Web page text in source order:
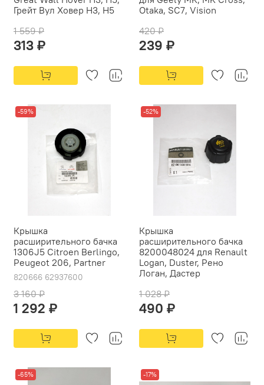
Грейт Вул Ховер Н3, Н5
1 559 ₽
313 ₽
Otaka, SC7, Vision
420 ₽
239 ₽
-59%
Крышка
расширительного бачка
1306J5 Citroen Berlingo,
Peugeot 206, Partner
820666 62937600
3 160 ₽
1 292 ₽
-52%
Крышка
расширительного бачка
8200048024 для Renault
Logan, Duster, Рено
Логан, Дастер
1 028 ₽
490 ₽
-65% -17%